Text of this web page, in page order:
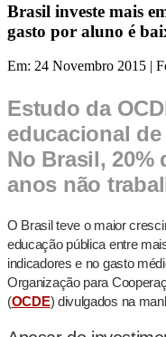
Brasil investe mais
gasto por aluno é
Em: 24 Novembro 2015 |
Estudo da
educacional de
No Brasil, 20%
anos não
O Brasil teve o maior
educação pública entre
indicadores e no gasto
Organização para
(OCDE) divulgados na